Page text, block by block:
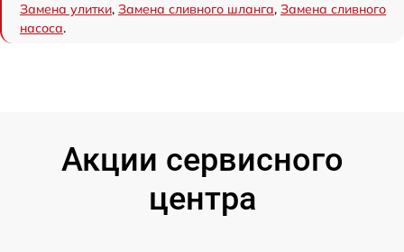
Замена улитки, Замена сливного шланга, Замена сливного
насоса.
Акции сервисного
центра